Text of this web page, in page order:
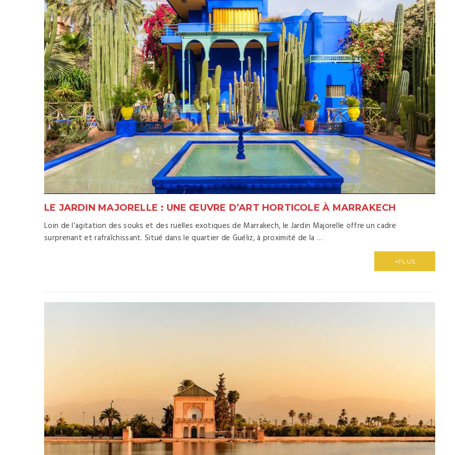
LE JARDIN MAJORELLE : UNE ŒUVRE D’ART HORTICOLE À MARRAKECH
Loin de l’agitation des souks et des ruelles exotiques de Marrakech, le Jardin Majorelle offre un cadre
surprenant et rafraîchissant. Situé dans le quartier de Guéliz, à proximité de la …
+PLUS